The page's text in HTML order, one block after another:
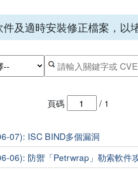
及適時安裝修正檔案，以
日期，格式為日日-月月-年年年年
尋日期範圍的結束日期，格式為日
按關鍵字或 CVE ID 搜尋
頁碼 / 1
07): ISC BIND多個漏洞
06): 防禦「Petrwrap」勒索軟件